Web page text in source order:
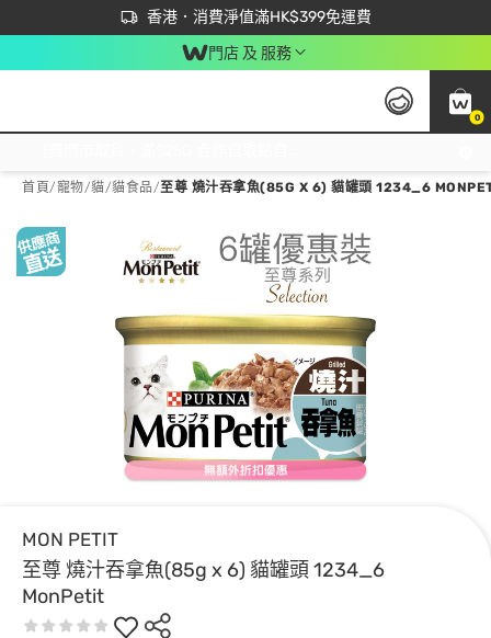
香港．消費淨值滿HK$399免運費
立即成為易賞錢會員盡享獨家優惠
首次APP下單買滿$450 輸入 NEWAPP 即減$50
門店 及 服務
0
首頁/寵物/貓/貓食品/至尊 燒汁吞拿魚(85G X 6) 貓罐頭 1234_6
MON PETIT
至尊 燒汁吞拿魚(85g x 6) 貓罐頭 1234_6
MonPetit